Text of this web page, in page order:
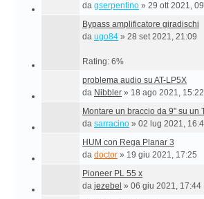
da gserpentino » 29 ott 2021,
Bypass amplificatore giradischi
da ugo84 » 28 set 2021, 21:09
Rating: 6%
problema audio su AT-LP5X
da Nibbler » 18 ago 2021, 15:22
Montare un braccio da 9" su un
da sarracino » 02 lug 2021,
HUM con Rega Planar 3
da doctor » 19 giu 2021, 17:25
Pioneer PL 55 x
da jezebel » 06 giu 2021, 17:44